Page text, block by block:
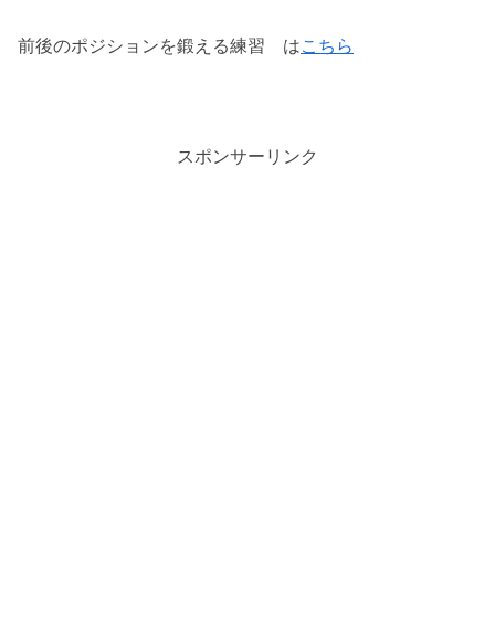
前後のポジションを鍛える練習 はこちら
スポンサーリンク